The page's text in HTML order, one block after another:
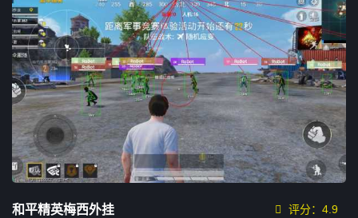
和平精英梅西外挂 评分：4.9